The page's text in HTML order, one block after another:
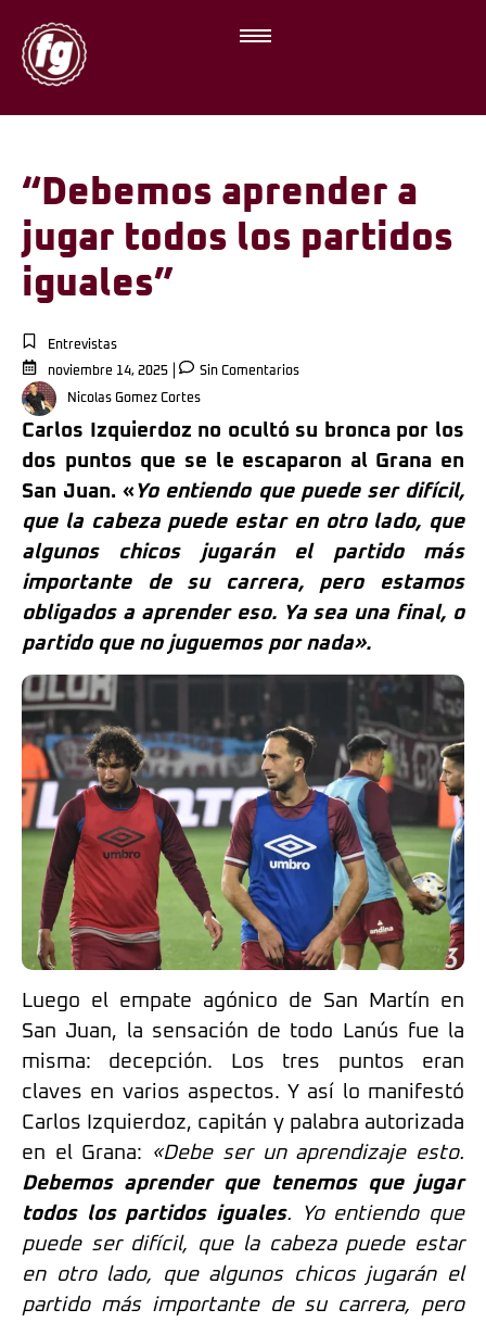
“Debemos aprender a
jugar todos los partidos
iguales”
Entrevistas
noviembre 14, 2025
Sin Comentarios
Nicolas Gomez Cortes
Carlos Izquierdoz no ocultó su bronca por los
dos puntos que se le escaparon al Grana en
San Juan. «Yo entiendo que puede ser difícil,
que la cabeza puede estar en otro lado, que
algunos chicos jugarán el partido más
importante de su carrera, pero estamos
obligados a aprender eso. Ya sea una final, o
partido que no juguemos por nada».
Luego el empate agónico de San Martín en
San Juan, la sensación de todo Lanús fue la
misma: decepción. Los tres puntos eran
claves en varios aspectos. Y así lo manifestó
Carlos Izquierdoz, capitán y palabra autorizada
en el Grana: «Debe ser un aprendizaje esto.
Debemos aprender que tenemos que jugar
todos los partidos iguales. Yo entiendo que
puede ser difícil, que la cabeza puede estar
en otro lado, que algunos chicos jugarán el
partido más importante de su carrera, pero